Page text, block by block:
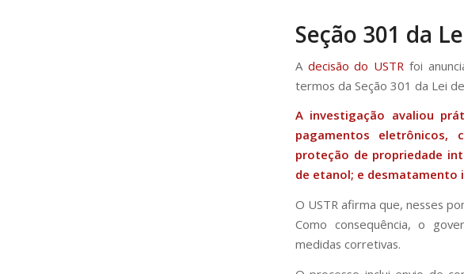
Seção 301 da
A decisão do USTR foi
termos da Seção 301 da Lei
A investigação avaliou
pagamentos eletrônicos,
proteção de propriedade
de etanol; e desmatamento
O USTR afirma que, nesses
Como consequência, o
medidas corretivas.